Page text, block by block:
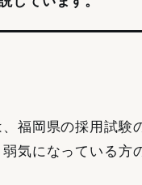
福岡県の採用試験
気になっている方